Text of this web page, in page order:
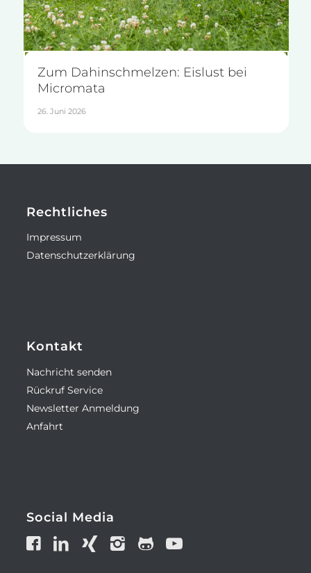
Zum Dahinschmelzen: Eislust bei
Micromata
26. Juni 2026
Rechtliches
Impressum
Datenschutzerklärung
Kontakt
Nachricht senden
Rückruf Service
Newsletter Anmeldung
Anfahrt
Social Media